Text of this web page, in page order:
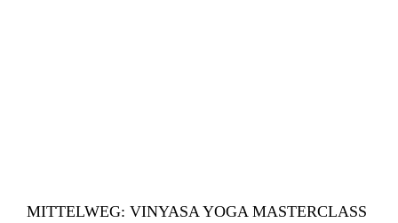
MITTELWEG: VINYASA YOGA MASTERCLASS